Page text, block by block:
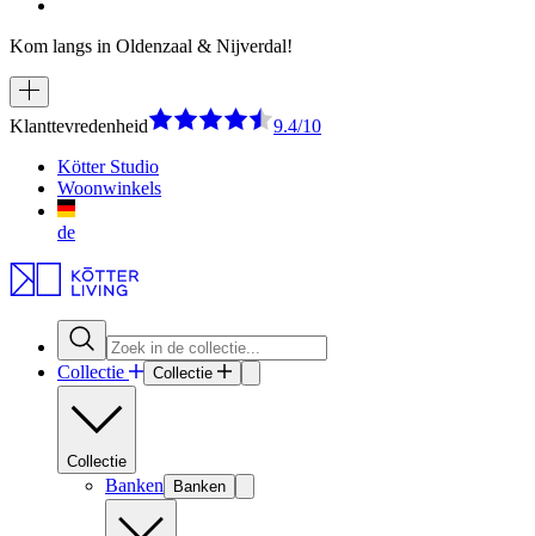
Kom langs in Oldenzaal & Nijverdal!
Klanttevredenheid
9.4/10
Kötter Studio
Woonwinkels
de
Collectie Collectie
Collectie
Banken Banken